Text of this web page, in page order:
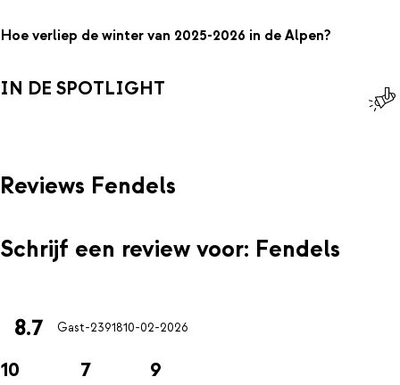
Hoe verliep de winter van 2025-2026 in de Alpen?
IN DE SPOTLIGHT
Reviews Fendels
Schrijf een review voor: Fendels
8.7 Gast-2391810-02-2026
10 7 9